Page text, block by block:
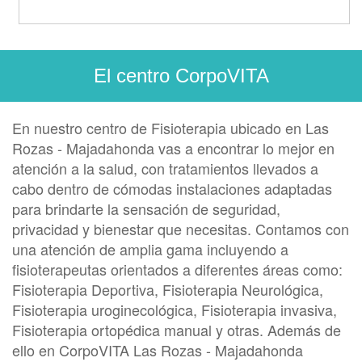
El centro CorpoVITA
En nuestro centro de Fisioterapia ubicado en Las
Rozas - Majadahonda vas a encontrar lo mejor en
atención a la salud, con tratamientos llevados a
cabo dentro de cómodas instalaciones adaptadas
para brindarte la sensación de seguridad,
privacidad y bienestar que necesitas. Contamos con
una atención de amplia gama incluyendo a
fisioterapeutas orientados a diferentes áreas como:
Fisioterapia Deportiva, Fisioterapia Neurológica,
Fisioterapia uroginecológica, Fisioterapia invasiva,
Fisioterapia ortopédica manual y otras. Además de
ello en CorpoVITA Las Rozas - Majadahonda